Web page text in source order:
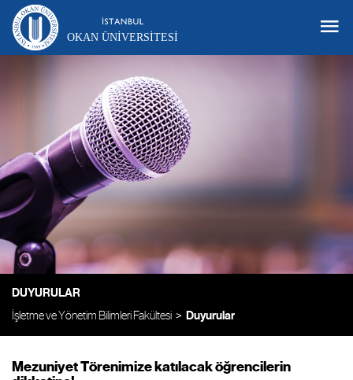
OKAN ÜNIVERSITESI
DUYURULAR
İşletme ve Yönetim Bilimleri Fakültesi Duyurular
Mezuniyet Törenimize katılacak öğrencilerin